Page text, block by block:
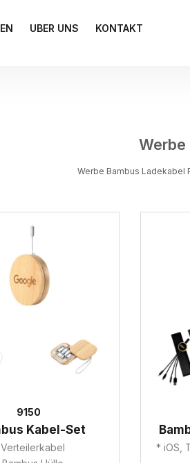
UBER UNS KONTAKT
Werbe
Werbe Bambus Ladekabel
9150
Kabel-Set
* iOS,